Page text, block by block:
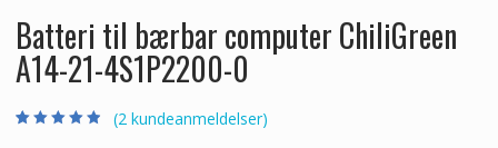
Batteri til bærbar computer ChiliGreen
A14-21-4S1P2200-0
(2 kundeanmeldelser)